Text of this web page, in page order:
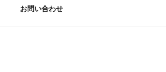
お問い合わせ